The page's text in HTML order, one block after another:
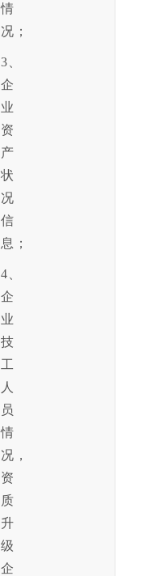
情
况；
3、
企
业
资
产
状
况
信
息；
4、
企
业
技
工
人
员
情
况，
资
质
升
级
企